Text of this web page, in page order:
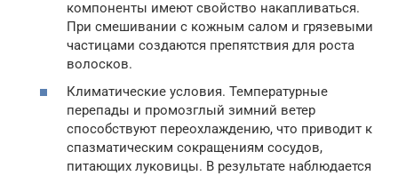
компоненты имеют свойство накапливаться.
При смешивании с кожным салом и грязевыми
частицами создаются препятствия для роста
волосков.
Климатические условия. Температурные
перепады и промозглый зимний ветер
способствуют переохлаждению, что приводит к
спазматическим сокращениям сосудов,
питающих луковицы. В результате наблюдается